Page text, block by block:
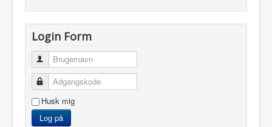
Login Form
Brugernavn
Adgangskode
Husk mig
Log på